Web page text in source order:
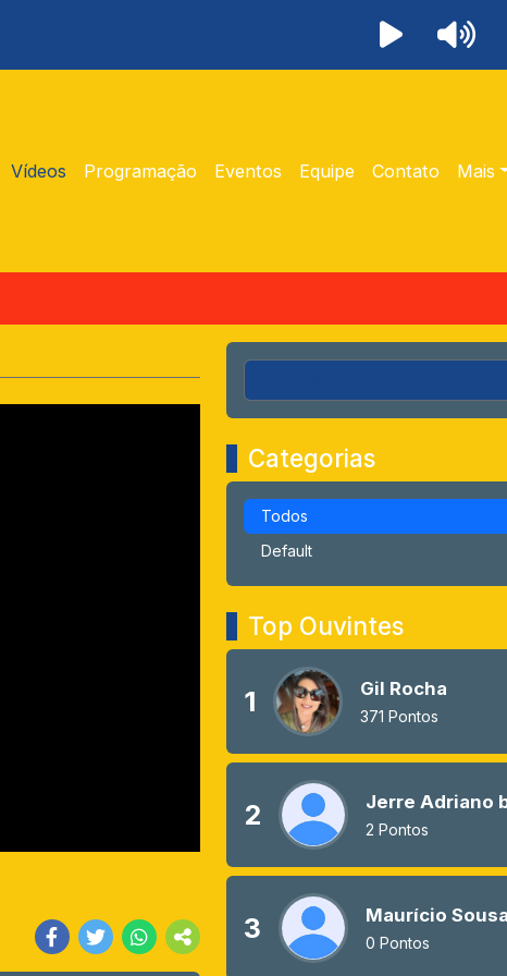
Vídeos Programação Eventos Equipe Contato Mais
Categorias
Todos
Default
Top Ouvintes
1 Gil Rocha
371 Pontos
2 Jerre Adriano
2 Pontos
3 Maurício
0 Pontos